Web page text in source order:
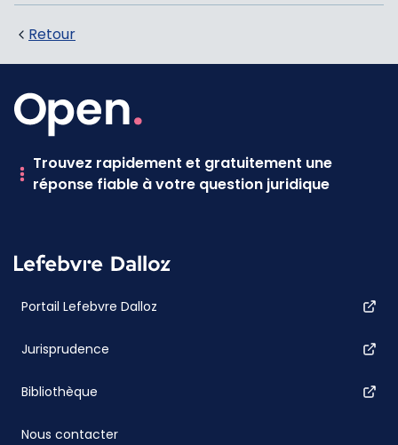
Retour
Trouvez rapidement et gratuitement une
réponse fiable à votre question juridique
Portail Lefebvre Dalloz
Jurisprudence
Bibliothèque
Nous contacter